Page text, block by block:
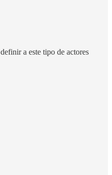
a este tipo de actores